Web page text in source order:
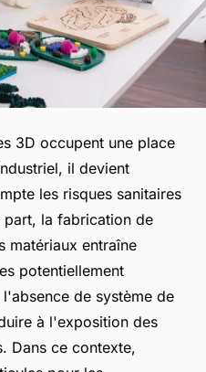
3D occupent une place
il devient
les risques sanitaires
part, la fabrication de
matériaux entraîne
potentiellement
de système de
à l'exposition des
Dans ce contexte,